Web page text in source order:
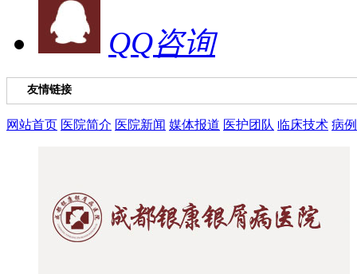
QQ咨询
友情链接
网站首页 医院简介 医院新闻 媒体报道 医护团队 临床技术 病